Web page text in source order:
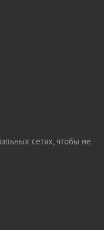
сетях, чтобы не